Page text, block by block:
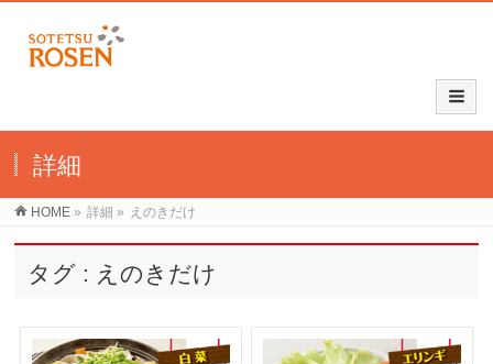
詳細
HOME » 詳細 » えのきだけ
タグ : えのきだけ